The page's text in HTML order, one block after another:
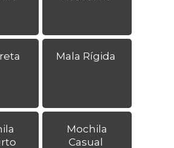
Mala Rígida
Mochila
Casual